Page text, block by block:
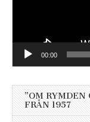
00:00
”OM RYMDEN
FRÅN 1957